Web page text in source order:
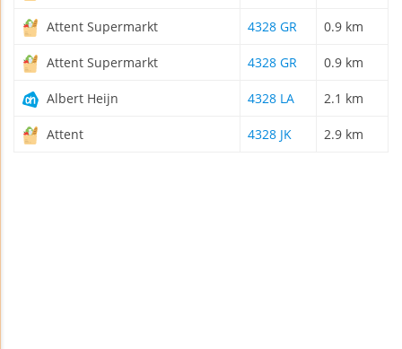
Attent Supermarkt 4328 GR 0.9 km
Attent Supermarkt 4328 GR 0.9 km
Albert Heijn 4328 LA 2.1 km
Attent 4328 JK 2.9 km